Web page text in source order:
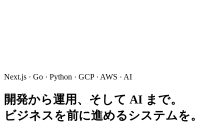
Next.js · Go · Python · GCP · AWS · AI
開発から運用、そして AI まで。
ビジネスを前に進めるシステムを。